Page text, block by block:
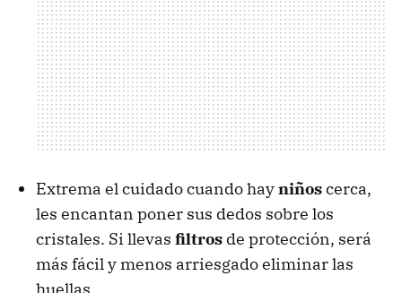
Extrema el cuidado cuando hayniñoscerca,
les encantan poner sus dedos sobre los
cristales. Si llevas filtros de protección, será
más fácil y menos arriesgado eliminar las